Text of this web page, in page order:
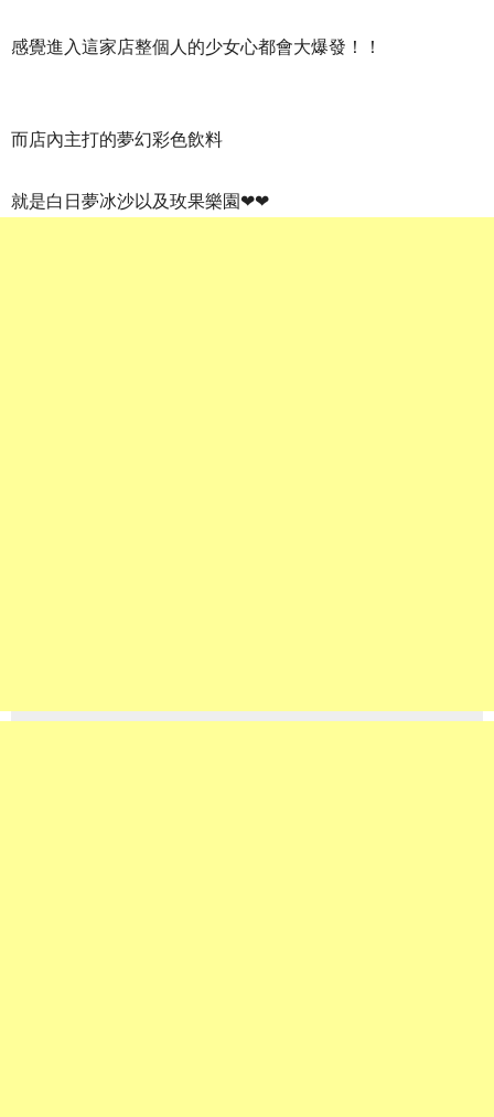
感覺進入這家店整個人的少女心都會大爆發！！
而店內主打的夢幻彩色飲料
就是白日夢冰沙以及玫果樂園❤❤